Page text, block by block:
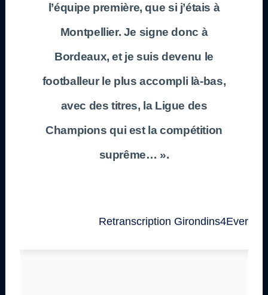
l’équipe première, que si j’étais à
Montpellier. Je signe donc à
Bordeaux, et je suis devenu le
footballeur le plus accompli là-bas,
avec des titres, la Ligue des
Champions qui est la compétition
suprême… ».
Retranscription Girondins4Ever